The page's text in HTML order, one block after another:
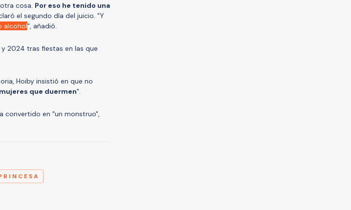
cosa. Por eso he tenido una
el segundo día del juicio. "Y
alcohol", añadió.
2024 tras fiestas en las que
Hoiby insistió en que no
que duermen".
convertido en "un monstruo",